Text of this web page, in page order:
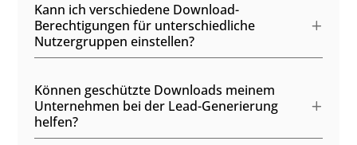
Kann ich verschiedene Download-
Berechtigungen für unterschiedliche
Nutzergruppen einstellen?
Können geschützte Downloads meinem
Unternehmen bei der Lead-Generierung
helfen?